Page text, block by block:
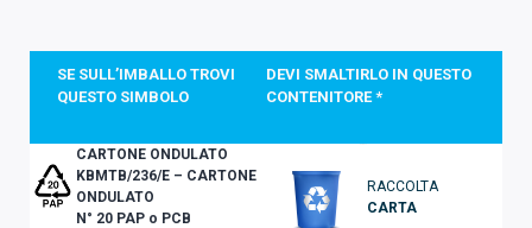
SE SULL’IMBALLO TROVI
QUESTO SIMBOLO
DEVI SMALTIRLO IN QUESTO
CONTENITORE *
CARTONE ONDULATO
KBMTB/236/E – CARTONE
ONDULATO
N° 20 PAPo PCB
RACCOLTA
CARTA